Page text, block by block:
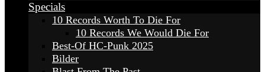
Specials
10 Records Worth To Die For
10 Records We Would Die For
Best-Of HC-Punk 2025
Bilder